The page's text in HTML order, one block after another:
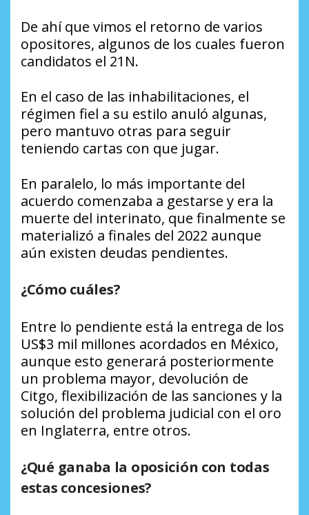
De ahí que vimos el retorno de varios
opositores, algunos de los cuales fueron
candidatos el 21N.
En el caso de las inhabilitaciones, el
régimen fiel a su estilo anuló algunas,
pero mantuvo otras para seguir
teniendo cartas con que jugar.
En paralelo, lo más importante del
acuerdo comenzaba a gestarse y era la
muerte del interinato, que finalmente se
materializó a finales del 2022 aunque
aún existen deudas pendientes.
¿Cómo cuáles?
Entre lo pendiente está la entrega de los
US$3 mil millones acordados en México,
aunque esto generará posteriormente
un problema mayor, devolución de
Citgo, flexibilización de las sanciones y la
solución del problema judicial con el oro
en Inglaterra, entre otros.
¿Qué ganaba la oposición con todas
estas concesiones?